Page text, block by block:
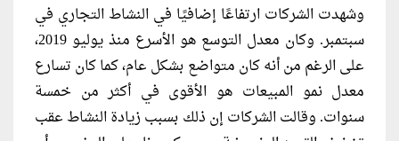
وشهدت الشركات ارتفاعًا إضافيًا في النشاط التجاري في
سبتمبر. وكان معدل التوسع هو الأسرع منذ يوليو 2019،
على الرغم من أنه كان متواضع بشكل عام، كما كان تسارع
معدل نمو المبيعات هو الأقوى في أكثر من خمسة
سنوات. وقالت الشركات إن ذلك بسبب زيادة النشاط عقب